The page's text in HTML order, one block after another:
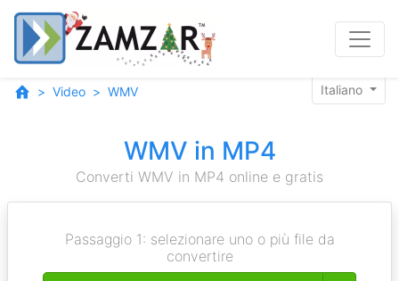
Video WMV Italiano
WMV in MP4
Converti WMV in MP4 online e gratis
Passaggio 1: selezionare uno o più file da
convertire